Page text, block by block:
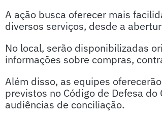
A ação busca oferecer mais
diversos serviços, desde a
No local, serão disponibilizadas
informações sobre compras,
Além disso, as equipes
previstos no Código de Defesa
audiências de conciliação.